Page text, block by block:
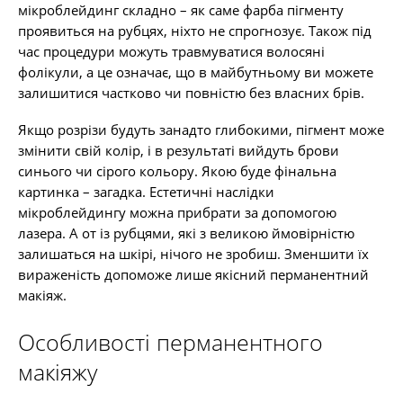
мікроблейдинг складно – як саме фарба пігменту
проявиться на рубцях, ніхто не спрогнозує. Також під
час процедури можуть травмуватися волосяні
фолікули, а це означає, що в майбутньому ви можете
залишитися частково чи повністю без власних брів.
Якщо розрізи будуть занадто глибокими, пігмент може
змінити свій колір, і в результаті вийдуть брови
синього чи сірого кольору. Якою буде фінальна
картинка – загадка. Естетичні наслідки
мікроблейдингу можна прибрати за допомогою
лазера. А от із рубцями, які з великою ймовірністю
залишаться на шкірі, нічого не зробиш. Зменшити їх
вираженість допоможе лише якісний перманентний
макіяж.
Особливості перманентного
макіяжу